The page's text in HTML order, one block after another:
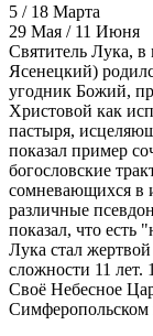
5 / 18 Марта
29 Мая / 11 Июня
Святитель Лука,
Ясенецкий)
угодник Божий,
Христовой как
пастыря,
показал пример
богословские
сомневающихся в
различные
показал, что есть
Лука стал
сложности 11 лет.
Своё Небесное
Симферопольском